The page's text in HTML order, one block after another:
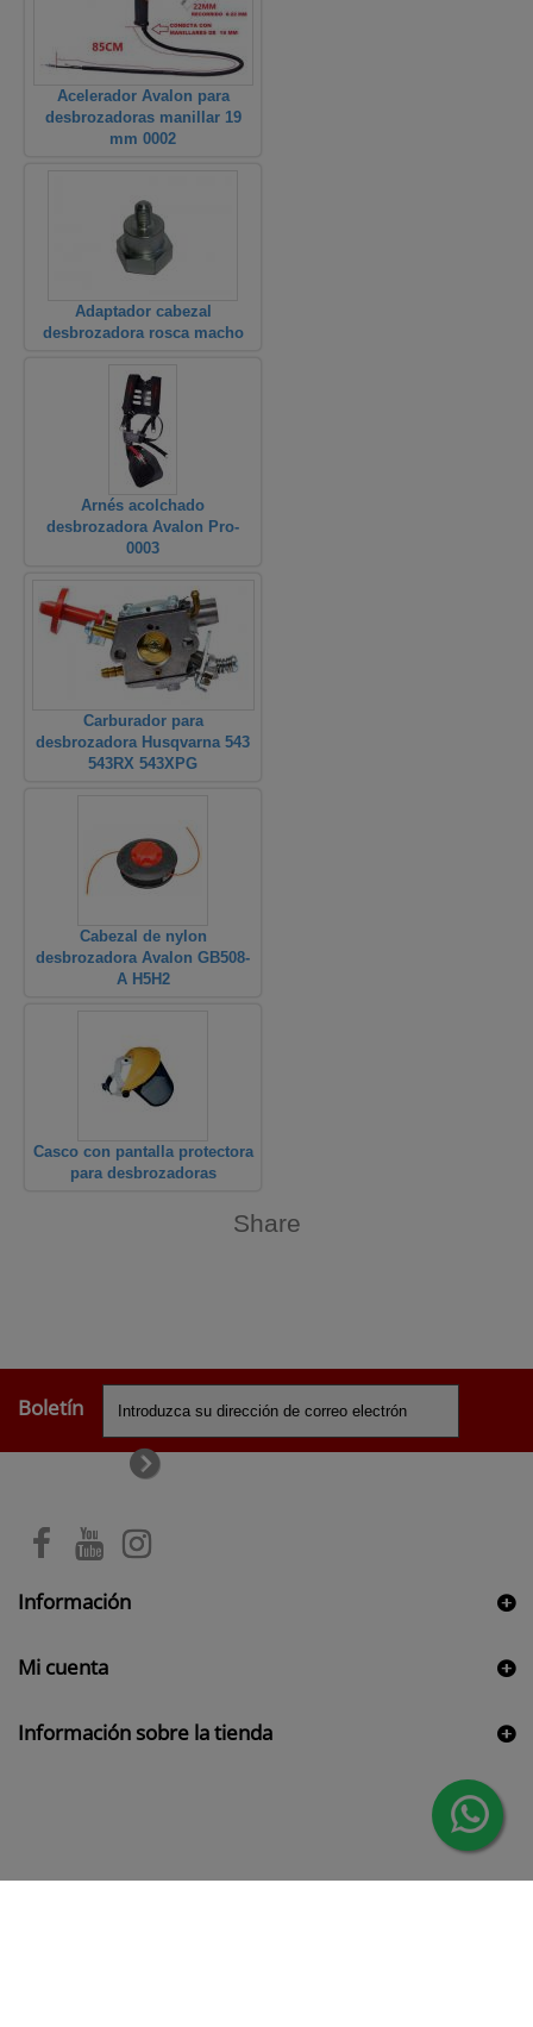
Acelerador Avalon para
desbrozadoras manillar 19
mm 0002
Adaptador cabezal
desbrozadora rosca macho
Arnés acolchado
desbrozadora Avalon Pro-
0003
Carburador para
desbrozadora Husqvarna 543
543RX 543XPG
Cabezal de nylon
desbrozadora Avalon GB508-
A H5H2
Casco con pantalla protectora
para desbrozadoras
Share
Boletín
Información
Mi cuenta
Información sobre la tienda